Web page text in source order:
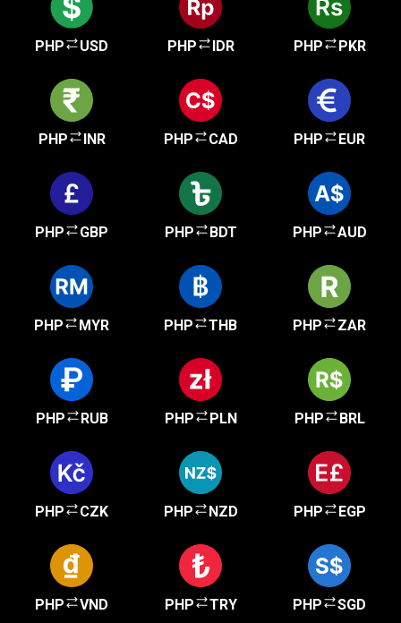
PHP USD PHP IDR PHP PKR
PHP INR PHP CAD PHP EUR
PHP GBP PHP BDT PHP AUD
PHP MYR PHP THB PHP ZAR
PHP RUB PHP PLN PHP BRL
PHP CZK PHP NZD PHP EGP
PHP VND PHP TRY PHP SGD